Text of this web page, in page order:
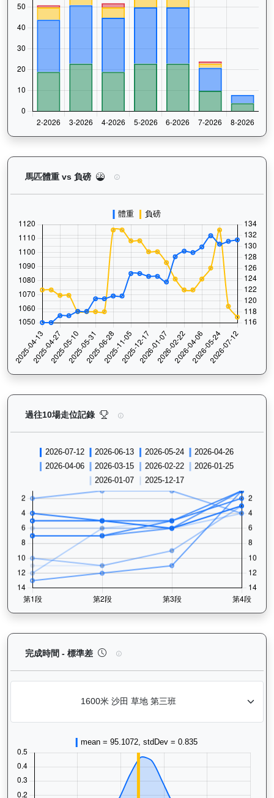
馬匹體重 vs 負磅 大回報（K192）— 馬匹體重與負磅走
過往10場走位記錄 大回報（K192）— 過往走位記錄圖
完成時間 - 標準差 大回報（K192）— 完成時間標準差分